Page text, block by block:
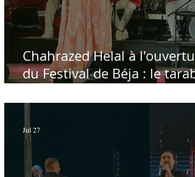
Chahrazed Helal à
du Festival de Béja : le tarab
Jul 27